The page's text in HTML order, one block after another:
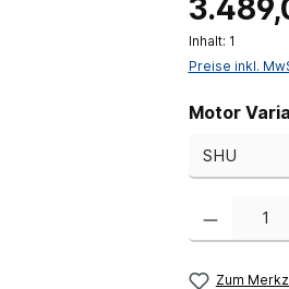
Inhalt: 1
Preise inkl.
Motor
Produkt
Zum